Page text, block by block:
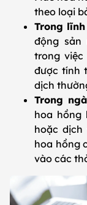
theo loại
Trong
động sản
trong
được tính
dịch
Trong
hoa hồng
hoặc dịch
hoa hồng
vào các